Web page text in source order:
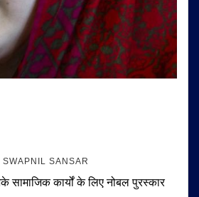
SWAPNIL SANSAR
कार्यों के लिए नोबल पुरस्कार